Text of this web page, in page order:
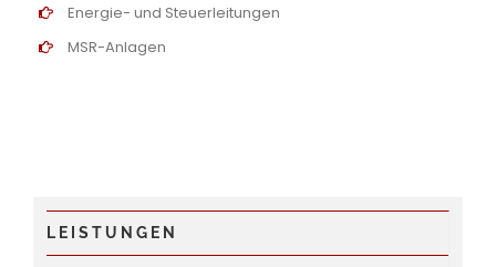
Energie- und Steuerleitungen
MSR-Anlagen
LEISTUNGEN